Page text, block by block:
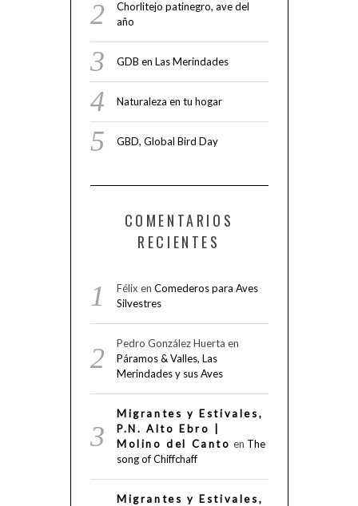
Chorlitejo patinegro, ave del
año
GDB en Las Merindades
Naturaleza en tu hogar
GBD, Global Bird Day
COMENTARIOS
RECIENTES
Félix en Comederos para Aves
Silvestres
Pedro González Huerta en
Páramos & Valles, Las
Merindades y sus Aves
Migrantes y Estivales,
P.N. Alto Ebro |
Molino del Canto en The
song of Chiffchaff
Migrantes y Estivales,